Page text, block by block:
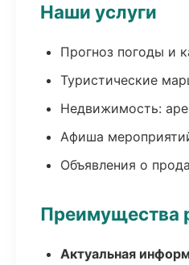
Наши услуги
Прогноз погоды и
Туристические
Недвижимость:
Афиша
Объявления о
Преимущества
Актуальная